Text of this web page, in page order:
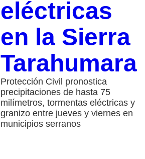
eléctricas
en la Sierra
Tarahumara
Protección Civil pronostica
precipitaciones de hasta 75
milímetros, tormentas eléctricas y
granizo entre jueves y viernes en
municipios serranos